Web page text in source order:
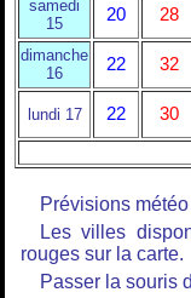
samedi
15
20 28
dimanche
16
22 32
lundi 17 22
30
Prévisions
Les villes
rouges sur la carte.
Passer la souris